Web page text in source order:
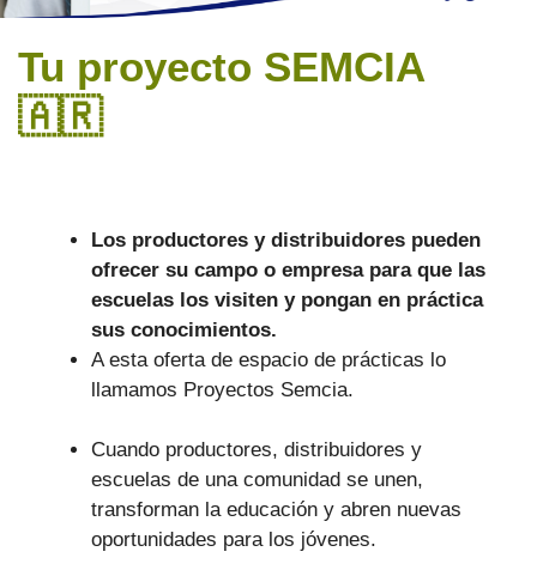
Tu proyecto SEMCIA
🇦🇷​
Los productores y distribuidores pueden
ofrecer su campo o empresa para que las
escuelas los visiten y pongan en práctica
sus conocimientos.
A esta oferta de espacio de prácticas lo
llamamos Proyectos Semcia.
Cuando productores, distribuidores y
escuelas de una comunidad se unen,
transforman la educación y abren nuevas
oportunidades para los jóvenes.